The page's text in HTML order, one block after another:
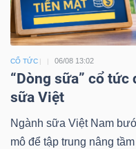
CỔ TỨC 06/08 13:02
“Dòng sữa” cổ
sữa Việt
Ngành sữa Việt Nam
mô để tập trung nâng